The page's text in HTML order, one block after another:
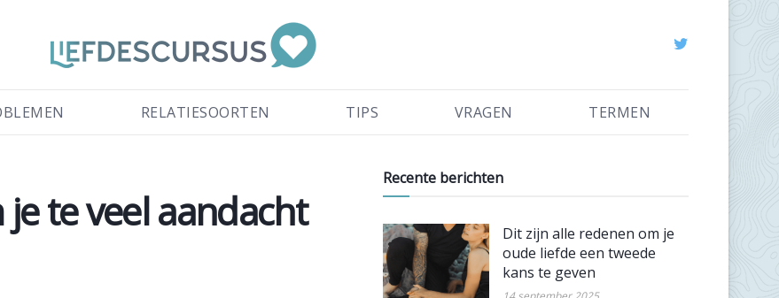
RELATIESOORTEN TIPS VRAGEN TERMEN
te veel aandacht
Recente berichten
Dit zijn alle redenen om je
oude liefde een tweede
kans te geven